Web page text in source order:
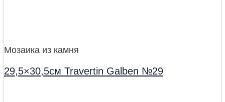
Мозаика из камня
29,5×30,5см Travertin Galben №29